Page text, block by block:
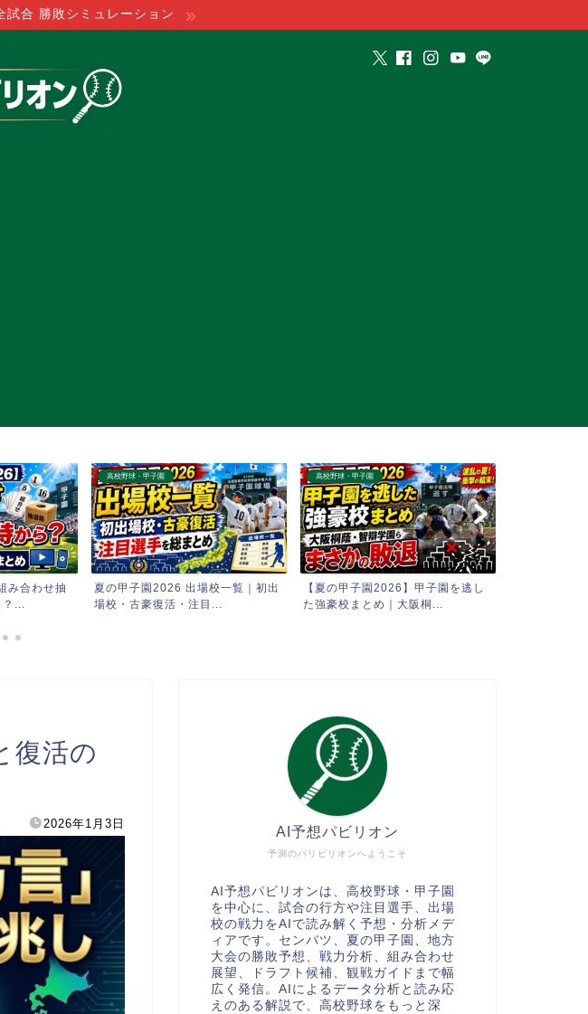
試合 勝敗シミュレーション
み合わせ抽
...
高校野球・甲子園
夏の甲子園2026 出場校一覧｜初出
場校・古豪復活・注目...
高校野球・甲子園
【夏の甲子園2026】甲子園を逃し
た強豪校まとめ｜大阪桐...
復活の
2026年1月3日
予測のパリビリオンへようこそ
AI予想パビリオン
AI予想パビリオンは、高校野球・甲子園
を中心に、試合の行方や注目選手、出場
校の戦力をAIで読み解く予想・分析メデ
ィアです。センバツ、夏の甲子園、地方
大会の勝敗予想、戦力分析、組み合わせ
展望、ドラフト候補、観戦ガイドまで幅
広く発信。AIによるデータ分析と読み応
えのある解説で、高校野球をもっと深